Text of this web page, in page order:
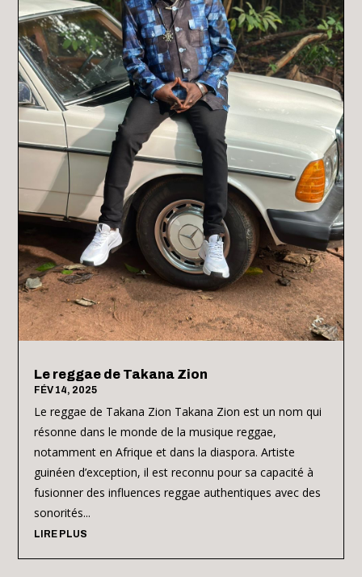
Le reggae de Takana Zion
FÉV 14, 2025
Le reggae de Takana Zion Takana Zion est un nom qui
résonne dans le monde de la musique reggae,
notamment en Afrique et dans la diaspora. Artiste
guinéen d’exception, il est reconnu pour sa capacité à
fusionner des influences reggae authentiques avec des
sonorités...
LIRE PLUS